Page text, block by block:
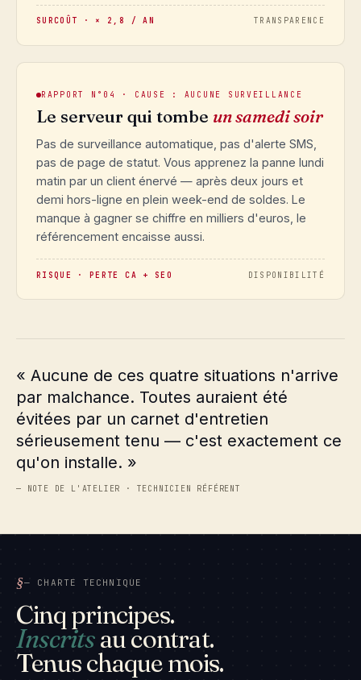
SURCOÛT · × 2,8 / AN TRANSPARENCE
RAPPORT N°04 · CAUSE : AUCUNE SURVEILLANCE
Le serveur qui tombe un samedi soir
Pas de surveillance automatique, pas d'alerte SMS,
pas de page de statut. Vous apprenez la panne lundi
matin par un client énervé — après deux jours et
demi hors-ligne en plein week-end de soldes. Le
manque à gagner se chiffre en milliers d'euros, le
référencement encaisse aussi.
RISQUE · PERTE CA + SEO DISPONIBILITÉ
« Aucune de ces quatre situations n'arrive
par malchance. Toutes auraient été
évitées par un carnet d'entretien
sérieusement tenu — c'est exactement ce
qu'on installe. »
— NOTE DE L'ATELIER · TECHNICIEN RÉFÉRENT
— CHARTE TECHNIQUE
Cinq principes.
Inscritsau contrat.
Tenus chaque mois.